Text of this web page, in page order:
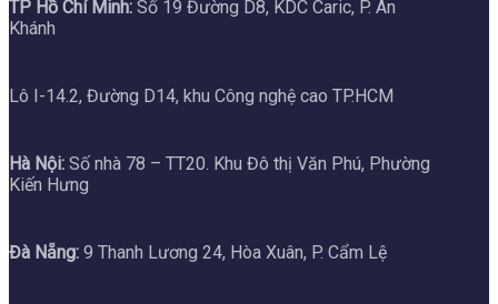
TP Hồ Chí Minh: Số 19 Đường D8, KDC Caric, P. An
Khánh
Lô I-14.2, Đường D14, khu Công nghệ cao TP.HCM
Hà Nội: Số nhà 78 – TT20. Khu Đô thị Văn Phú, Phường
Kiến Hưng
Đà Nẵng: 9 Thanh Lương 24, Hòa Xuân, P. Cẩm Lệ